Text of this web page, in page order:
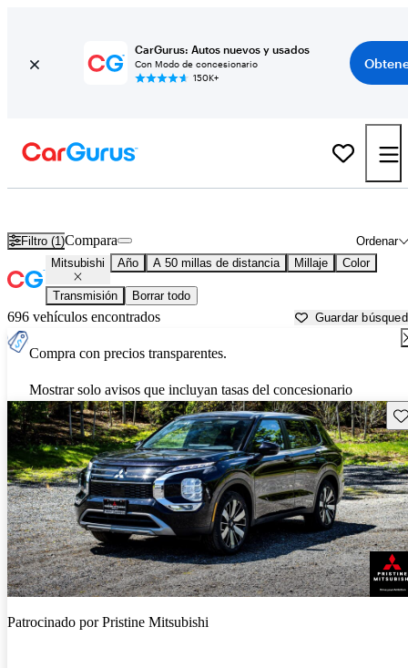
CarGurus: Autos nuevos y usados
Con Modo de concesionario
150K+
Filtro (1) Ordenar
Compara
Mitsubishi Año A 50 millas de distancia Millaje Color
Transmisión Borrar todo
696 vehículos encontrados Guardar
Compra con precios transparentes.
Mostrar solo avisos que incluyan tasas del concesionario
Patrocinado porPristine Mitsubishi